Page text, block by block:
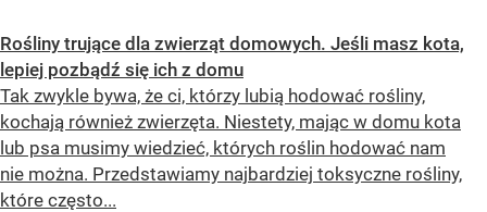
Rośliny trujące dla zwierząt domowych. Jeśli masz kota,
lepiej pozbądź się ich z domu
Tak zwykle bywa, że ci, którzy lubią hodować rośliny,
kochają również zwierzęta. Niestety, mając w domu kota
lub psa musimy wiedzieć, których roślin hodować nam
nie można. Przedstawiamy najbardziej toksyczne rośliny,
które często...